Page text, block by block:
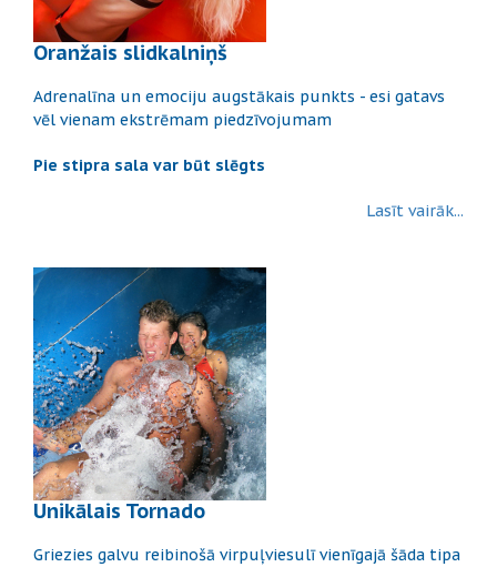
Oranžais slidkalniņš
Adrenalīna un emociju augstākais punkts - esi gatavs
vēl vienam ekstrēmam piedzīvojumam
Pie stipra sala var būt slēgts
Lasīt vairāk...
Unikālais Tornado
Griezies galvu reibinošā virpuļviesulī vienīgajā šāda tipa